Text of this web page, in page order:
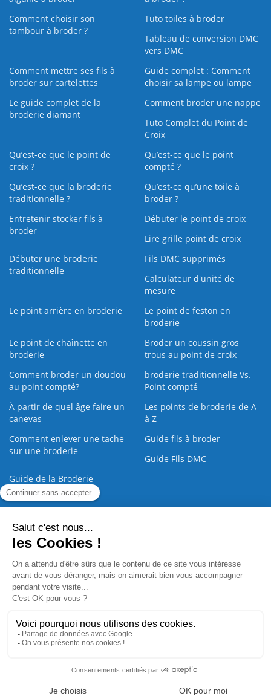
Comment choisir son
tambour à broder ?
Tuto toiles à broder
Tableau de conversion DMC
vers DMC
Comment mettre ses fils à
broder sur cartelettes
Guide complet : Comment
choisir sa lampe ou lampe
Le guide complet de la
broderie diamant
Comment broder une nappe
Tuto Complet du Point de
Croix
Qu’est-ce que le point de
croix ?
Qu’est-ce que le point
compté ?
Qu’est-ce que la broderie
traditionnelle ?
Qu’est‑ce qu’une toile à
broder ?
Entretenir stocker fils à
broder
Débuter le point de croix
Lire grille point de croix
Débuter une broderie
traditionnelle
Fils DMC supprimés
Calculateur d'unité de
mesure
Le point arrière en broderie
Le point de feston en
broderie
Le point de chaînette en
broderie
Broder un coussin gros
trous au point de croix
Comment broder un doudou
au point compté?
broderie traditionnelle Vs.
Point compté
À partir de quel âge faire un
canevas
Les points de broderie de A
à Z
Comment enlever une tache
sur une broderie
Guide fils à broder
Guide Fils DMC
Guide de la Broderie
Commande Papier |
Paiement sécurisé | C.G.V
2008 - 2026 © CreaMagic. ALL Rights Reserved.